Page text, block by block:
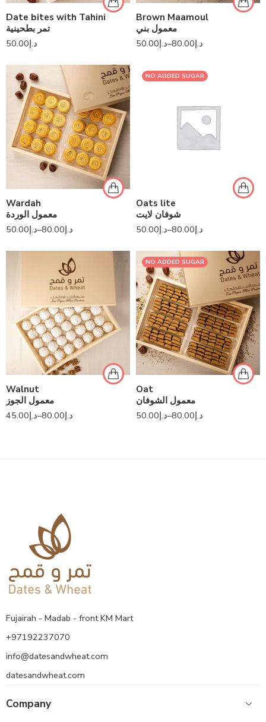
Date bites with Tahini
تمر بطحينية
د.إ50.00
Brown Maamoul
معمول بني
د.إ50.00 – د.إ80.00
Wardah
معمول الوردة
د.إ50.00 – د.إ80.00
NO ADDED SUGAR
Oats lite
شوفان لايت
د.إ50.00 – د.إ80.00
Walnut
معمول الجوز
د.إ45.00 – د.إ80.00
NO ADDED SUGAR
Oat
معمول الشوفان
د.إ50.00 – د.إ80.00
Fujairah - Madab - front KM Mart
+97192237070
info@datesandwheat.com
datesandwheat.com
Company